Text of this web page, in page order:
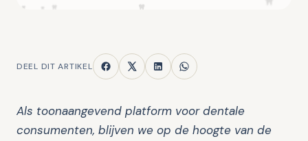
DEEL DIT ARTIKEL
Als toonaangevend platform voor dentale
consumenten, blijven we op de hoogte van de